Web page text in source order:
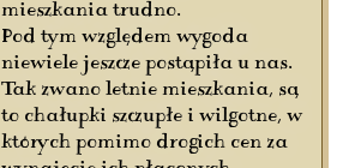
mieszkania trudno.
Pod tym względem wygoda
niewiele jeszcze postąpiła u nas.
Tak zwano letnie mieszkania, są
to chałupki szczupłe i wilgotne, w
których pomimo drogich cen za